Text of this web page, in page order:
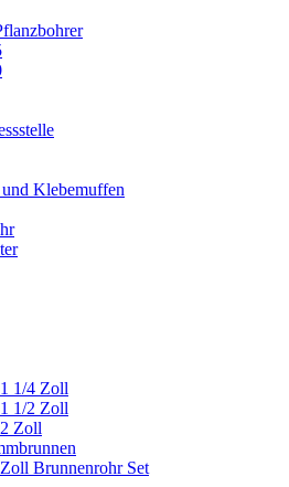
Klebemuffen
1/4 Zoll
1/2 Zoll
Zoll
Brunnenrohr Set